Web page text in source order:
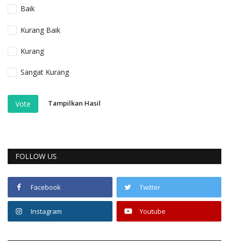
Baik
Kurang Baik
Kurang
Sangat Kurang
Vote Tampilkan Hasil
FOLLOW US
Facebook Twitter
Instagram Youtube